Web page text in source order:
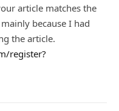
article matches the
because I had
the article.
register?